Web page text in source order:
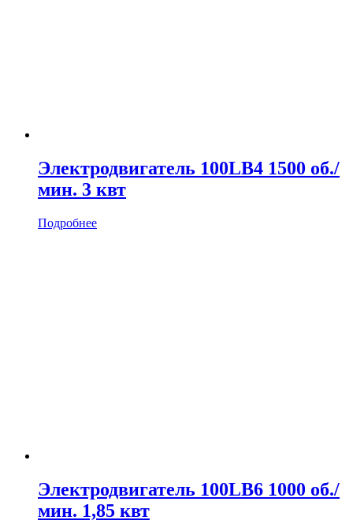
Электродвигатель 100LB4 1500 об./
мин. 3 квт
Подробнее
Электродвигатель 100LB6 1000 об./
мин. 1,85 квт